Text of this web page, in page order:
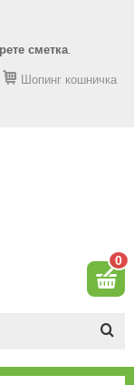
сметка.
Шопинг кошничка
0